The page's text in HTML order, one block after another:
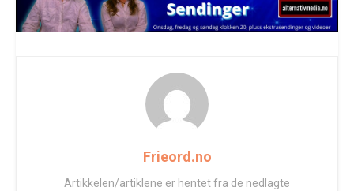
Frieord.no
Artikkelen/artiklene er hentet fra de nedlagte